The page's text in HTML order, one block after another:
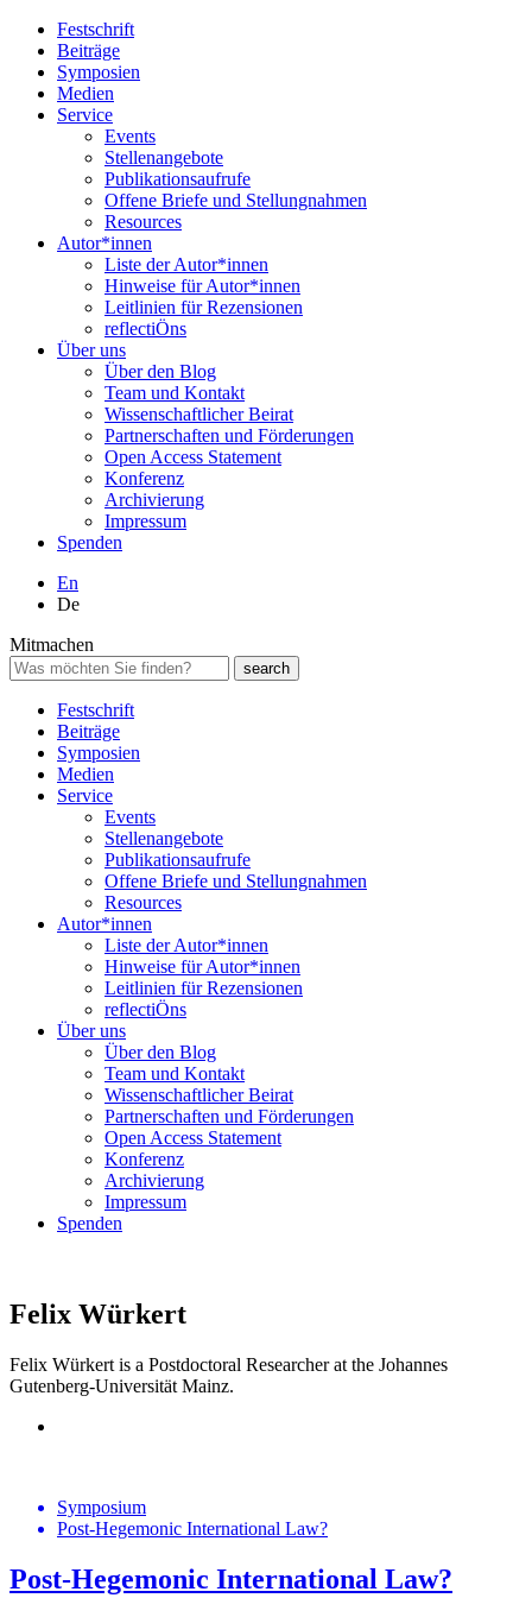
Festschrift
Beiträge
Symposien
Medien
Service
Events
Stellenangebote
Publikationsaufrufe
Offene Briefe und Stellungnahmen
Resources
Autor*innen
Liste der Autor*innen
Hinweise für Autor*innen
Leitlinien für Rezensionen
reflectiÖns
Über uns
Über den Blog
Team und Kontakt
Wissenschaftlicher Beirat
Partnerschaften und Förderungen
Open Access Statement
Konferenz
Archivierung
Impressum
Spenden
En
De
Mitmachen
Festschrift
Beiträge
Symposien
Medien
Service
Events
Stellenangebote
Publikationsaufrufe
Offene Briefe und Stellungnahmen
Resources
Autor*innen
Liste der Autor*innen
Hinweise für Autor*innen
Leitlinien für Rezensionen
reflectiÖns
Über uns
Über den Blog
Team und Kontakt
Wissenschaftlicher Beirat
Partnerschaften und Förderungen
Open Access Statement
Konferenz
Archivierung
Impressum
Spenden
Felix Würkert
Felix Würkert is a Postdoctoral Researcher at the Johannes
Gutenberg-Universität Mainz.
Symposium
Post-Hegemonic International Law?
Post-Hegemonic International Law?